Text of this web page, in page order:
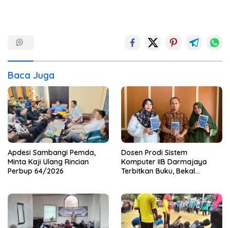
Baca Juga
Apdesi Sambangi Pemda,
Minta Kaji Ulang Rincian
Perbup 64/2026
Dosen Prodi Sistem
Komputer IIB Darmajaya
Terbitkan Buku, Bekal